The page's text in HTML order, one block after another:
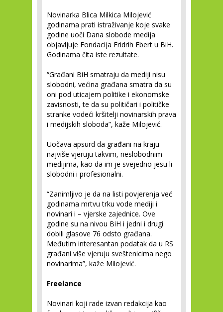
Novinarka Blica Milkica Milojević
godinama prati istraživanje koje svake
godine uoči Dana slobode medija
objavljuje Fondacija Fridrih Ebert u BiH.
Godinama čita iste rezultate.
“Građani BiH smatraju da mediji nisu
slobodni, većina građana smatra da su
oni pod uticajem politike i ekonomske
zavisnosti, te da su političari i političke
stranke vodeći kršitelji novinarskih prava
i medijskih sloboda”, kaže Milojević.
Uočava apsurd da građani na kraju
najviše vjeruju takvim, neslobodnim
medijima, kao da im je svejedno jesu li
slobodni i profesionalni.
“Zanimljivo je da na listi povjerenja već
godinama mrtvu trku vode mediji i
novinari i – vjerske zajednice. Ove
godine su na nivou BiH i jedni i drugi
dobili glasove 76 odsto građana.
Međutim interesantan podatak da u RS
građani više vjeruju sveštenicima nego
novinarima”, kaže Milojević.
Freelance
Novinari koji rade izvan redakcija kao